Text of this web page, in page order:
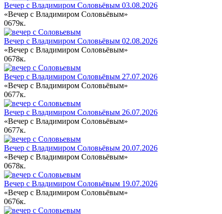
Вечер с Владимиром Соловьёвым 03.08.2026
«Вечер с Владимиром Соловьёвым»
0679к.
Вечер с Владимиром Соловьёвым 02.08.2026
«Вечер с Владимиром Соловьёвым»
0678к.
Вечер с Владимиром Соловьёвым 27.07.2026
«Вечер с Владимиром Соловьёвым»
0677к.
Вечер с Владимиром Соловьёвым 26.07.2026
«Вечер с Владимиром Соловьёвым»
0677к.
Вечер с Владимиром Соловьёвым 20.07.2026
«Вечер с Владимиром Соловьёвым»
0678к.
Вечер с Владимиром Соловьёвым 19.07.2026
«Вечер с Владимиром Соловьёвым»
0676к.